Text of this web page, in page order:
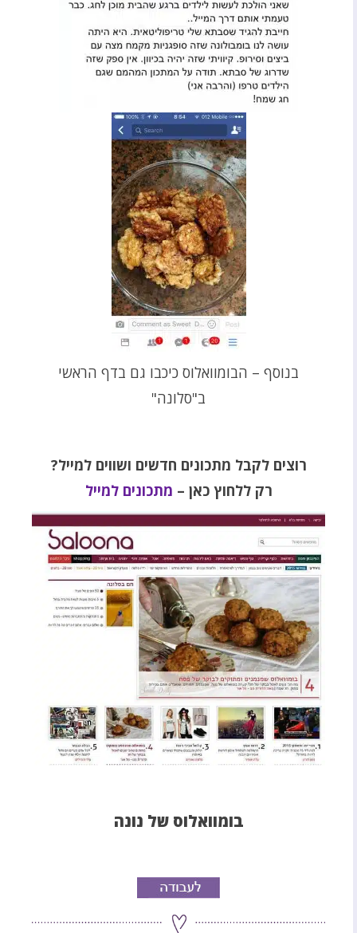
בנוסף – הבומוואלוס כיכבו גם בדף הראשי
ב"סלונה"
רוצים לקבל מתכונים חדשים ושווים למייל?
רק ללחוץ כאן – מתכונים למייל
בומוואלוס של נונה